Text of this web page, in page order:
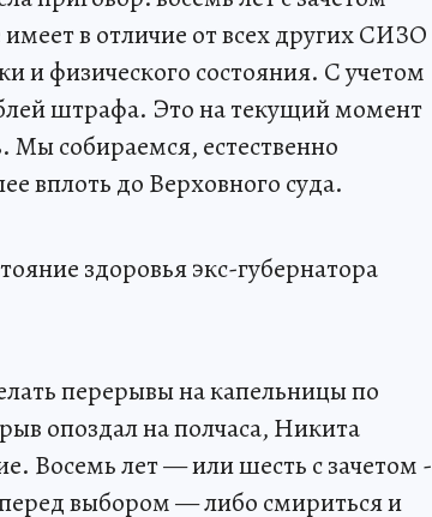
в отличие от всех других СИЗО
и физического состояния. С учетом
штрафа. Это на текущий момент
Мы собираемся, естественно
вплоть до Верховного суда.
здоровья экс-губернатора
перерывы на капельницы по
опоздал на полчаса, Никита
Восемь лет — или шесть с зачетом -
выбором — либо смириться и